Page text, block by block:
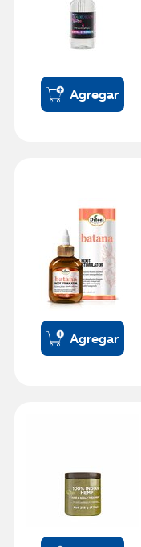
Agregar
Agregar